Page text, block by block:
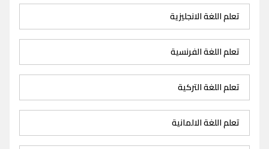
تعلم اللغة الانجليزية
تعلم اللغة الفرنسية
تعلم اللغة التركية
تعلم اللغة الالمانية